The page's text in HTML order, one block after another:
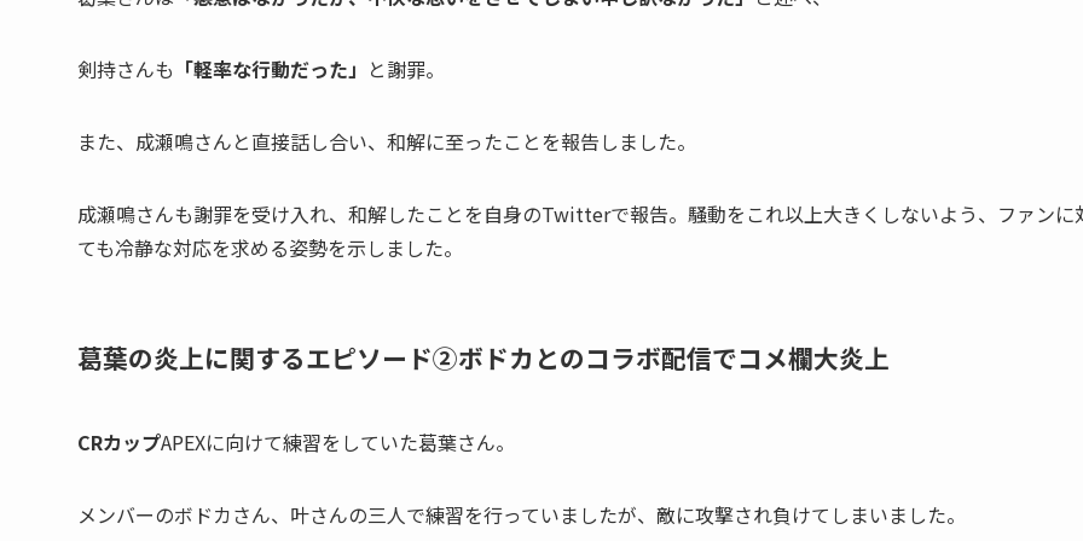
剣持さんも 「軽率な行動だった」 と謝罪。
また、成瀬鳴さんと直接話し合い、和解に至ったことを報告しました。
成瀬鳴さんも謝罪を受け入れ、 和解したことを自身のTwitterで報告。騒動をこれ以上大きくしないよう、ファンに
ても冷静な対応を求める姿勢を示しました。
葛葉の炎上に関するエピソード②ボドカとのコラボ配信でコメ欄大炎上
CRカップAPEXに向けて練習をしていた葛葉さん。
メンバーのボドカさん、叶さんの三人で練習を行っていましたが、敵に攻撃され負けてしまいました。